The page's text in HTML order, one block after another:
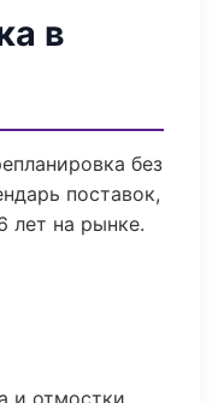
в
без
поставок,
лет на рынке.
и отмостки